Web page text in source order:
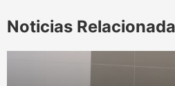
Noticias